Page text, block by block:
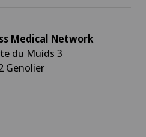
Medical Network
du Muids 3
Genolier